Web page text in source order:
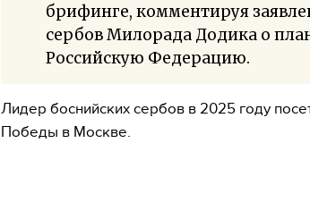
брифинге, комментируя
сербов Милорада Додика о
Российскую Федерацию.
Лидер боснийских сербов в 2025 году
Победы в Москве.